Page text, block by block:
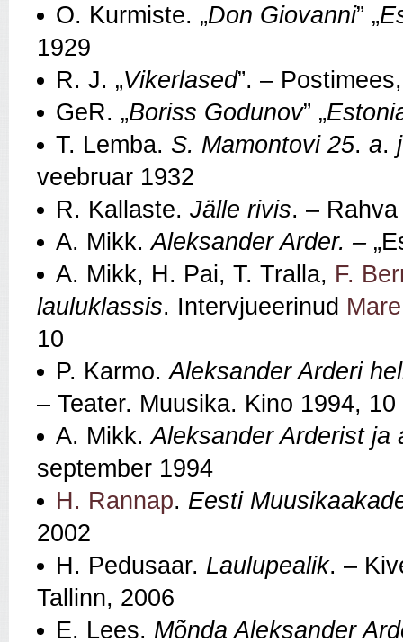
O. Kurmiste. „Don Giovanni” „
1929
R. J. „Vikerlased”. –
GeR. „Boriss Godunov” „
T. Lemba. S. Mamontovi 25. a.
veebruar 1932
R. Kallaste. Jälle rivis. –
A. Mikk.Aleksander Arder. –
A. Mikk, H. Pai, T. Tralla, F.
lauluklassis. Intervjueerinud
10
P. Karmo.Aleksander Arderi
– Teater. Muusika. Kino 1994, 10
A. Mikk.Aleksander Arderist ja
september 1994
H. Rannap. Eesti
2002
H. Pedusaar. Laulupealik. –
Tallinn, 2006
E. Lees. Mõnda Aleksander